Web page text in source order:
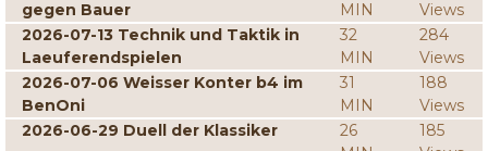
gegen Bauer
MIN
Views
2026-07-13 Technik und Taktik in
Laeuferendspielen
32
MIN
284
Views
2026-07-06 Weisser Konter b4 im
BenOni
31
MIN
188
Views
2026-06-29 Duell der Klassiker
26
185